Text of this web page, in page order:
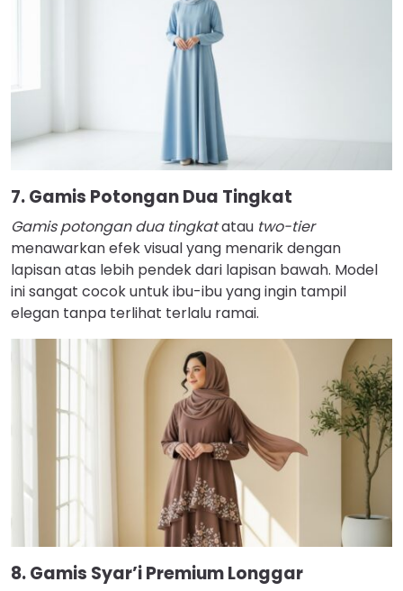
7. Gamis Potongan Dua Tingkat
Gamis potongan dua tingkatatau two-tier
menawarkan efek visual yang menarik dengan
lapisan atas lebih pendek dari lapisan bawah. Model
ini sangat cocok untuk ibu-ibu yang ingin tampil
elegan tanpa terlihat terlalu ramai.
8. Gamis Syar’i Premium Longgar